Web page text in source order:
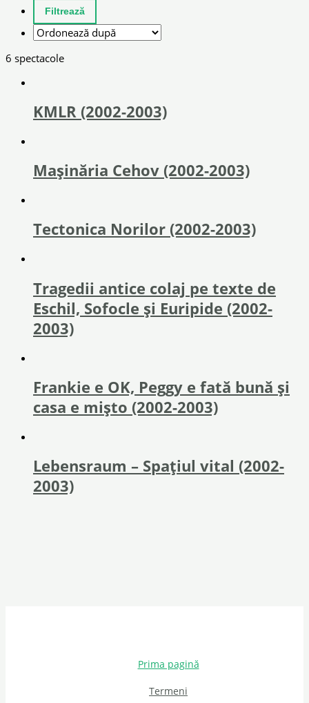
6 spectacole
KMLR (2002-2003)
Mașinăria Cehov (2002-2003)
Tectonica Norilor (2002-2003)
Tragedii antice colaj pe texte de
Eschil, Sofocle și Euripide (2002-
2003)
Frankie e OK, Peggy e fată bună și
casa e mișto (2002-2003)
Lebensraum – Spațiul vital (2002-
2003)
Prima pagină
Termeni